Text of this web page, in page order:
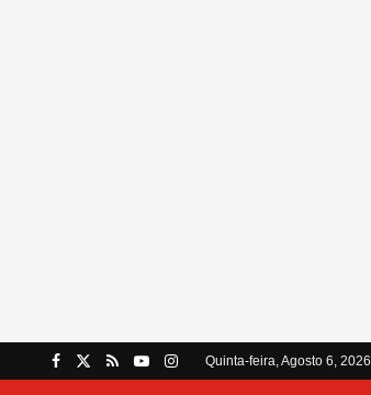
Quinta-feira, Agosto 6, 2026